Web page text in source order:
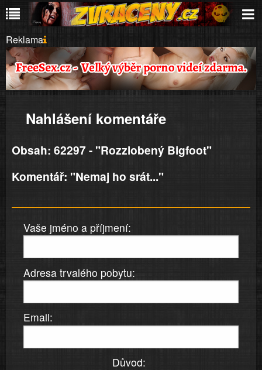
Reklama
Nahlášení komentáře
Obsah: 62297 - "Rozzlobený Bigfoot"
Komentář: "Nemaj ho srát..."
Vaše jméno a příjmení:
Adresa trvalého pobytu:
Email:
Důvod: